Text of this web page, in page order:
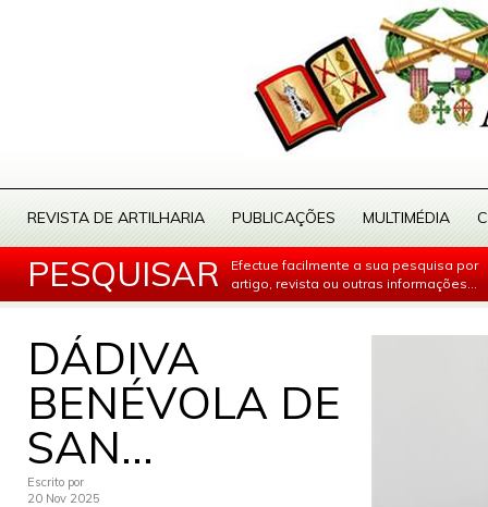
REVISTA DE ARTILHARIA PUBLICAÇÕES MULTIMÉDIA
PESQUISAR
Efectue facilmente a sua pesquisa por
artigo, revista ou outras informações...
DÁDIVA
BENÉVOLA DE
SAN...
Escrito por
20 Nov 2025